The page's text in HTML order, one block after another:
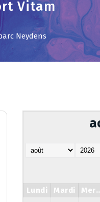
Vitam
Neydens
Lundi Mardi